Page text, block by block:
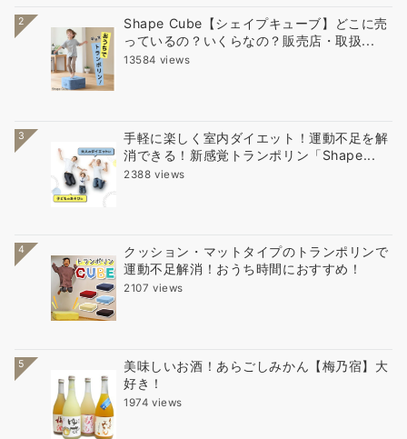
2
Shape Cube【シェイプキューブ】どこに売
っているの？いくらなの？販売店・取扱...
13584 views
3
手軽に楽しく室内ダイエット！運動不足を解
消できる！新感覚トランポリン「Shape...
2388 views
4
クッション・マットタイプのトランポリンで
運動不足解消！おうち時間におすすめ！
2107 views
5
美味しいお酒！あらごしみかん【梅乃宿】大
好き！
1974 views